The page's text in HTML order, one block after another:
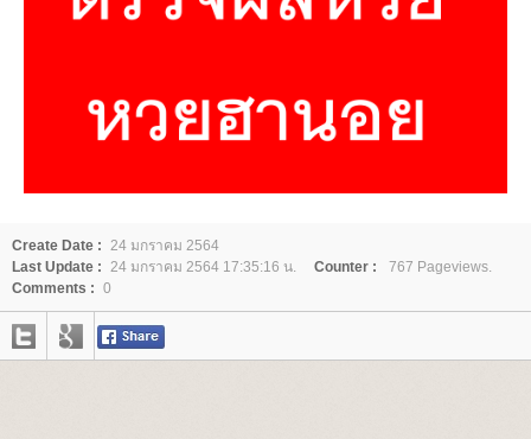
Create Date :
24 มกราคม 2564
Last Update :
24 มกราคม 2564 17:35:16 น. Counter :
767 Pageviews.
Comments : 0